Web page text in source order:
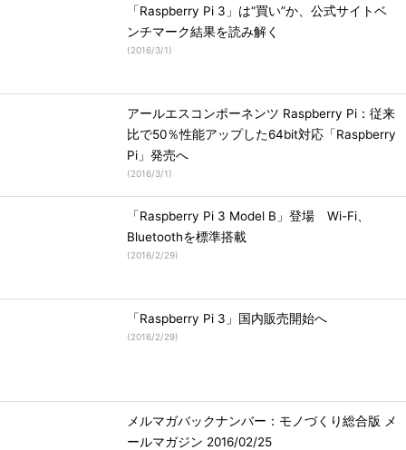
「Raspberry Pi 3」は“買い”か、公式サイトベ
ンチマーク結果を読み解く
(2016/3/1)
アールエスコンポーネンツ Raspberry Pi：従来
比で50％性能アップした64bit対応「Raspberry
Pi」発売へ
(2016/3/1)
「Raspberry Pi 3 Model B」登場 Wi-Fi、
Bluetoothを標準搭載
(2016/2/29)
「Raspberry Pi 3」国内販売開始へ
(2016/2/29)
メルマガバックナンバー：モノづくり総合版 メ
ールマガジン 2016/02/25